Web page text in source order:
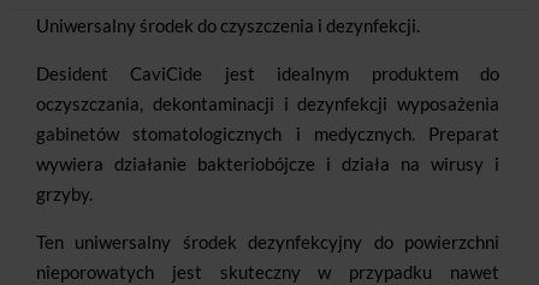
Uniwersalny środek do czyszczenia i dezynfekcji.
Desident CaviCide jest idealnym produktem do
oczyszczania, dekontaminacji i dezynfekcji wyposażenia
gabinetów stomatologicznych i medycznych. Preparat
wywiera działanie bakteriobójcze i działa na wirusy i
grzyby.
Ten uniwersalny środek dezynfekcyjny do powierzchni
nieporowatych jest skuteczny w przypadku nawet